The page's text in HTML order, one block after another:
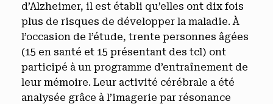
d’Alzheimer, il est établi qu’elles ont dix fois
plus de risques de développer la maladie. À
l’occasion de l’étude, trente personnes âgées
(15 en santé et 15 présentant des tcl) ont
participé à un programme d’entraînement de
leur mémoire. Leur activité cérébrale a été
analysée grâce à l’imagerie par résonance